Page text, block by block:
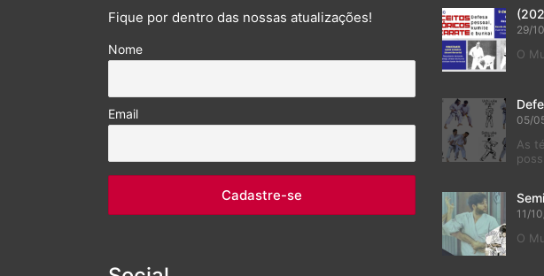
Fique por dentro das nossas atualizações!
Nome
Email
29/
O
05/
As
11/
O